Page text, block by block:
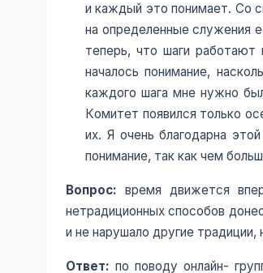
и каждый это понимает. Со
на определенные служения
теперь, что шаги
началось понимание,
каждого шага мне нужно
Комитет появился только
их. Я очень благодарна
понимание, так как чем
Вопрос: время движется
нетрадиционных способов
и не нарушало другие
Ответ: по поводу онлайн-